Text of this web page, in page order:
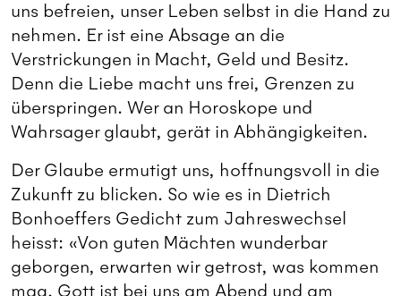
uns befreien, unser Leben selbst in die Hand zu
nehmen. Er ist eine Absage an die
Verstrickungen in Macht, Geld und Besitz.
Denn die Liebe macht uns frei, Grenzen zu
überspringen. Wer an Horoskope und
Wahrsager glaubt, gerät in Abhängigkeiten.
Der Glaube ermutigt uns, hoffnungsvoll in die
Zukunft zu blicken. So wie es in Dietrich
Bonhoeffers Gedicht zum Jahreswechsel
heisst: «Von guten Mächten wunderbar
geborgen, erwarten wir getrost, was kommen
mag. Gott ist bei uns am Abend und am